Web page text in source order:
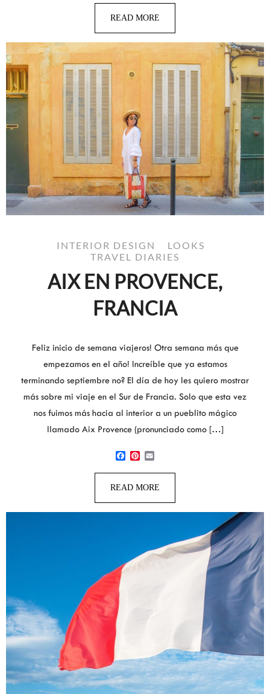
READ MORE
INTERIOR DESIGN
LOOKS
TRAVEL DIARIES
AIX EN PROVENCE,
FRANCIA
Feliz inicio de semana viajeros! Otra semana más que
empezamos en el año! Increíble que ya estamos
terminando septiembre no? El día de hoy les quiero mostrar
más sobre mi viaje en el Sur de Francia. Solo que esta vez
nos fuimos más hacia al interior a un pueblito mágico
llamado Aix Provence (pronunciado como […]
READ MORE